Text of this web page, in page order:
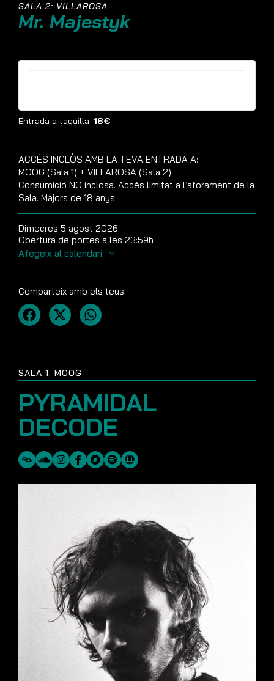
SALA 1: MOOG
PYRAMIDAL
DECODE
SALA 2: VILLAROSA
Mr. Majestyk
Entrada a taquilla: 18€
ACCÉS INCLÒS AMB LA TEVA ENTRADA A:
MOOG (Sala 1) + VILLAROSA (Sala 2)
Consumició NO inclosa. Accés limitat a l’aforament de la
Sala. Majors de 18 anys.
Dimecres 5 agost 2026
Obertura de portes a les 23:59h
Afegeix al calendari
Comparteix amb els teus: